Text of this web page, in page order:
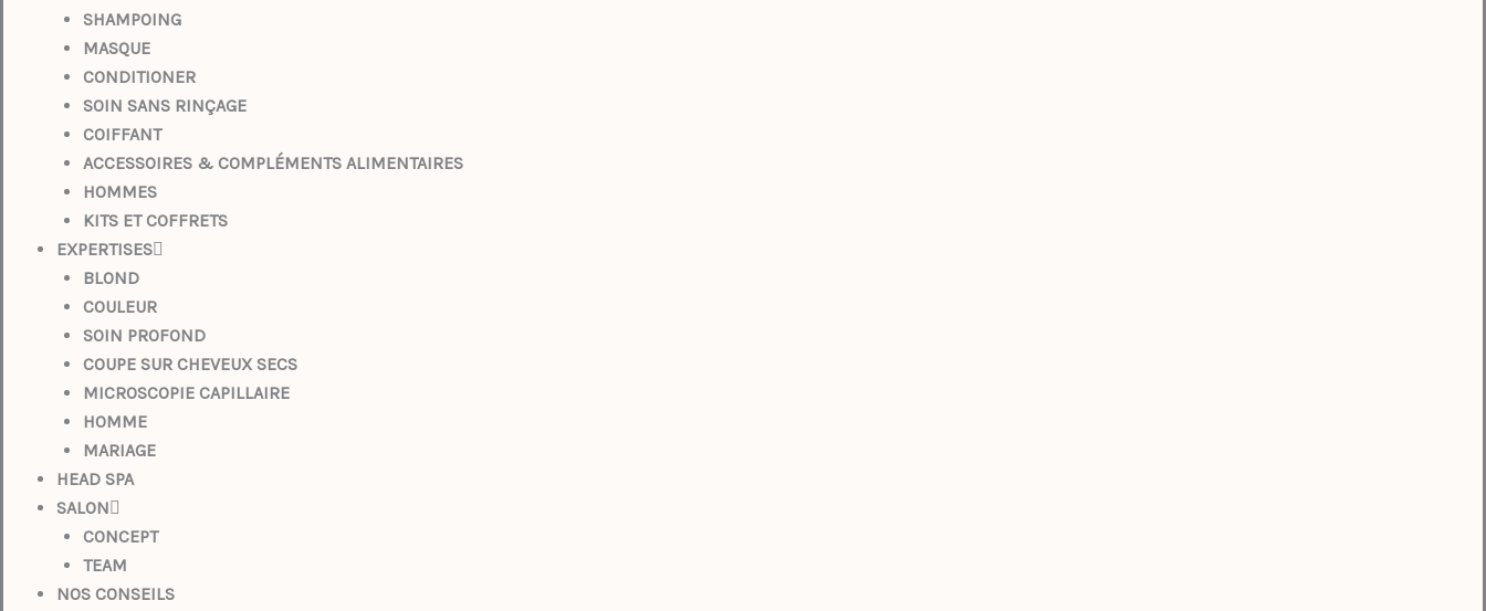
SHAMPOING
MASQUE
CONDITIONER
SOIN SANS RINÇAGE
COIFFANT
ACCESSOIRES & COMPLÉMENTS ALIMENTAIRES
HOMMES
KITS ET COFFRETS
EXPERTISES
BLOND
COULEUR
SOIN PROFOND
COUPE SUR CHEVEUX SECS
MICROSCOPIE CAPILLAIRE
HOMME
MARIAGE
HEAD SPA
SALON
CONCEPT
TEAM
NOS CONSEILS